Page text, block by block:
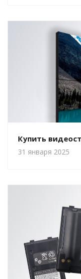
Купить
31 января 2025